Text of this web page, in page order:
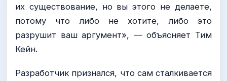
их существование, но вы этого не делаете,
потому что либо не хотите, либо это
разрушит ваш аргумент», — объясняет Тим
Кейн.
Разработчик признался, что сам сталкивается